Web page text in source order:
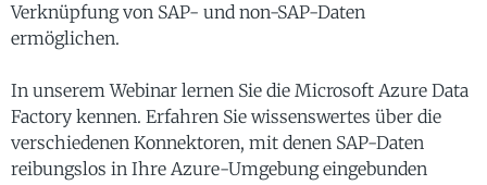
Verknüpfung von SAP- und non-SAP-Daten
ermöglichen.
In unserem Webinar lernen Sie die Microsoft Azure Data
Factory kennen. Erfahren Sie wissenswertes über die
verschiedenen Konnektoren, mit denen SAP-Daten
reibungslos in Ihre Azure-Umgebung eingebunden